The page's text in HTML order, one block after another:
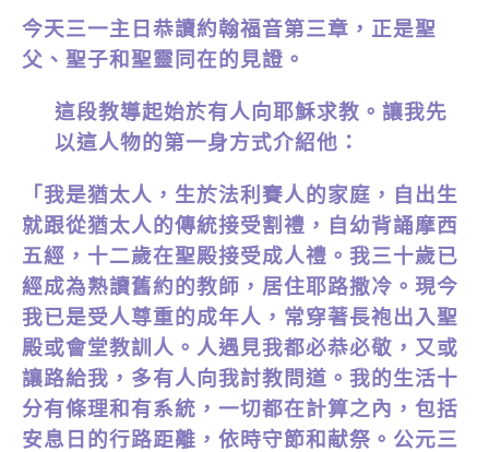
今天三一主日恭讀約翰福音第三章，正是聖
父、聖子和聖靈同在的見證。
這段教導起始於有人向耶穌求教。讓我先
以這人物的第一身方式介紹他：
「我是猶太人，生於法利賽人的家庭，自出生
就跟從猶太人的傳統接受割禮，自幼背誦摩西
五經，十二歲在聖殿接受成人禮。我三十歲已
經成為熟讀舊約的教師，居住耶路撒冷。現今
我已是受人尊重的成年人，常穿著長袍出入聖
殿或會堂教訓人。人遇見我都必恭必敬，又或
讓路給我，多有人向我討教問道。我的生活十
分有條理和有系統，一切都在計算之內，包括
安息日的行路距離，依時守節和献祭。公元三